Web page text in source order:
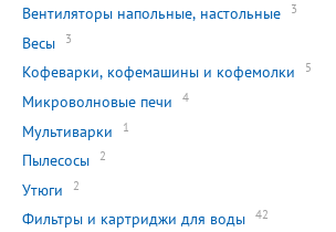
Вентиляторы напольные, настольные 3
Весы 3
Кофеварки, кофемашины и кофемолки 5
Микроволновые печи 4
Мультиварки 1
Пылесосы 2
Утюги 2
Фильтры и картриджи для воды 42